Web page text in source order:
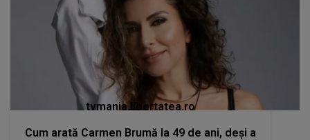
tvmania.libertatea.ro
Cum arată Carmen Brumă la 49 de ani, deși a